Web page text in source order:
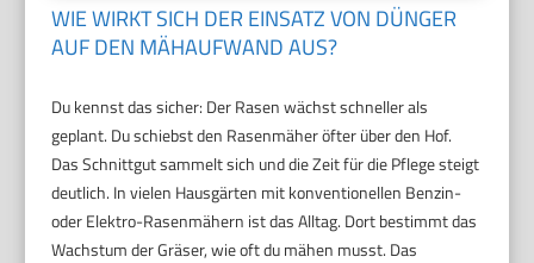
WIE WIRKT SICH DER EINSATZ VON DÜNGER
AUF DEN MÄHAUFWAND AUS?
Du kennst das sicher: Der Rasen wächst schneller als
geplant. Du schiebst den Rasenmäher öfter über den Hof.
Das Schnittgut sammelt sich und die Zeit für die Pflege steigt
deutlich. In vielen Hausgärten mit konventionellen Benzin-
oder Elektro-Rasenmähern ist das Alltag. Dort bestimmt das
Wachstum der Gräser, wie oft du mähen musst. Das